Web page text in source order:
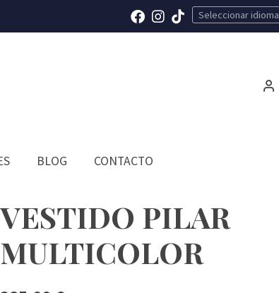
Seleccionar idioma
BLOG CONTACTO
VESTIDO PILAR
MULTICOLOR